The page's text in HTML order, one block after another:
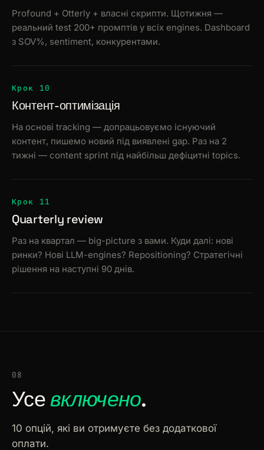
Profound + Otterly + власні скрипти. Щотижня —
реальний test 200+ промптів у всіх engines. Dashboard
з SOV%, sentiment, конкурентами.
Крок 10
Контент-оптимізація
На основі tracking — допрацьовуємо існуючий
контент, пишемо новий під виявлені gap. Раз на 2
тижні — content sprint під найбільш дефіцитні topics.
Крок 11
Quarterly review
Раз на квартал — big-picture з вами. Куди далі: нові
ринки? Нові LLM-engines? Repositioning? Стратегічні
рішення на наступні 90 днів.
08
Усевключено.
10 опцій, які ви отримуєте без додаткової
оплати.